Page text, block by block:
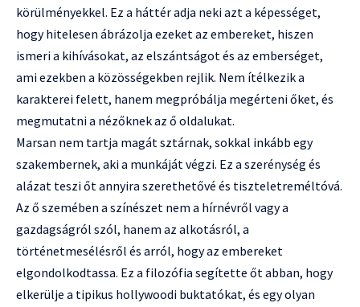
körülményekkel. Ez a háttér adja neki azt a képességet,
hogy hitelesen ábrázolja ezeket az embereket, hiszen
ismeri a kihívásokat, az elszántságot és az emberséget,
ami ezekben a közösségekben rejlik. Nem ítélkezik a
karakterei felett, hanem megpróbálja megérteni őket, és
megmutatni a nézőknek az ő oldalukat.
Marsan nem tartja magát sztárnak, sokkal inkább egy
szakembernek, aki a munkáját végzi. Ez a szerénység és
alázat teszi őt annyira szerethetővé és tiszteletreméltóvá.
Az ő szemében a színészet nem a hírnévről vagy a
gazdagságról szól, hanem az alkotásról, a
történetmesélésről és arról, hogy az embereket
elgondolkodtassa. Ez a filozófia segítette őt abban, hogy
elkerülje a tipikus hollywoodi buktatókat, és egy olyan